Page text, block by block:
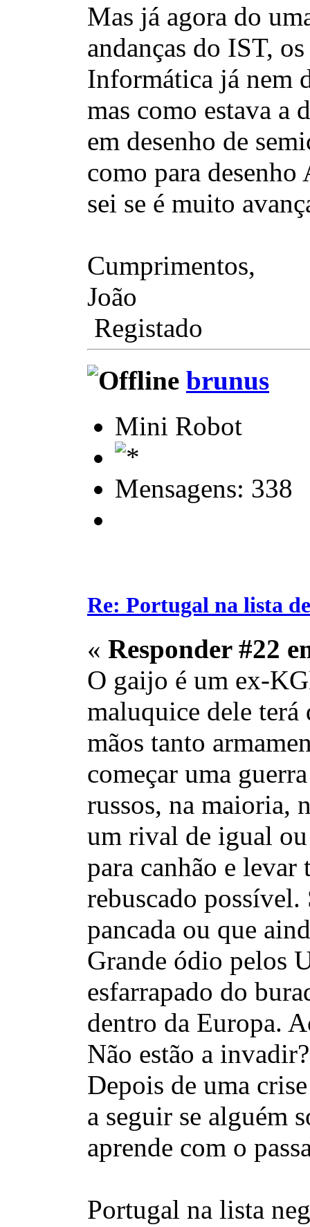
Mas já agora do
andanças do IST,
Informática já nem
mas como estava a
em desenho de
como para
sei se é muito
Cumprimentos,
João
Registado
brunus
Mini Robot
Mensagens: 338
Re: Portugal na lista
« Responder #22
O gaijo é um ex-
maluquice dele terá
mãos tanto
começar uma
russos, na maioria,
um rival de igual ou
para canhão e
rebuscado possível.
pancada ou que
Grande ódio pelos
esfarrapado do
dentro da Europa.
Não estão a
Depois de uma
a seguir se alguém
aprende com o
Portugal na lista